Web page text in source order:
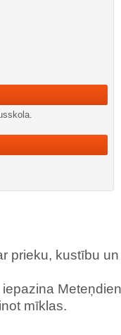
prieku, kustību
mīklas.